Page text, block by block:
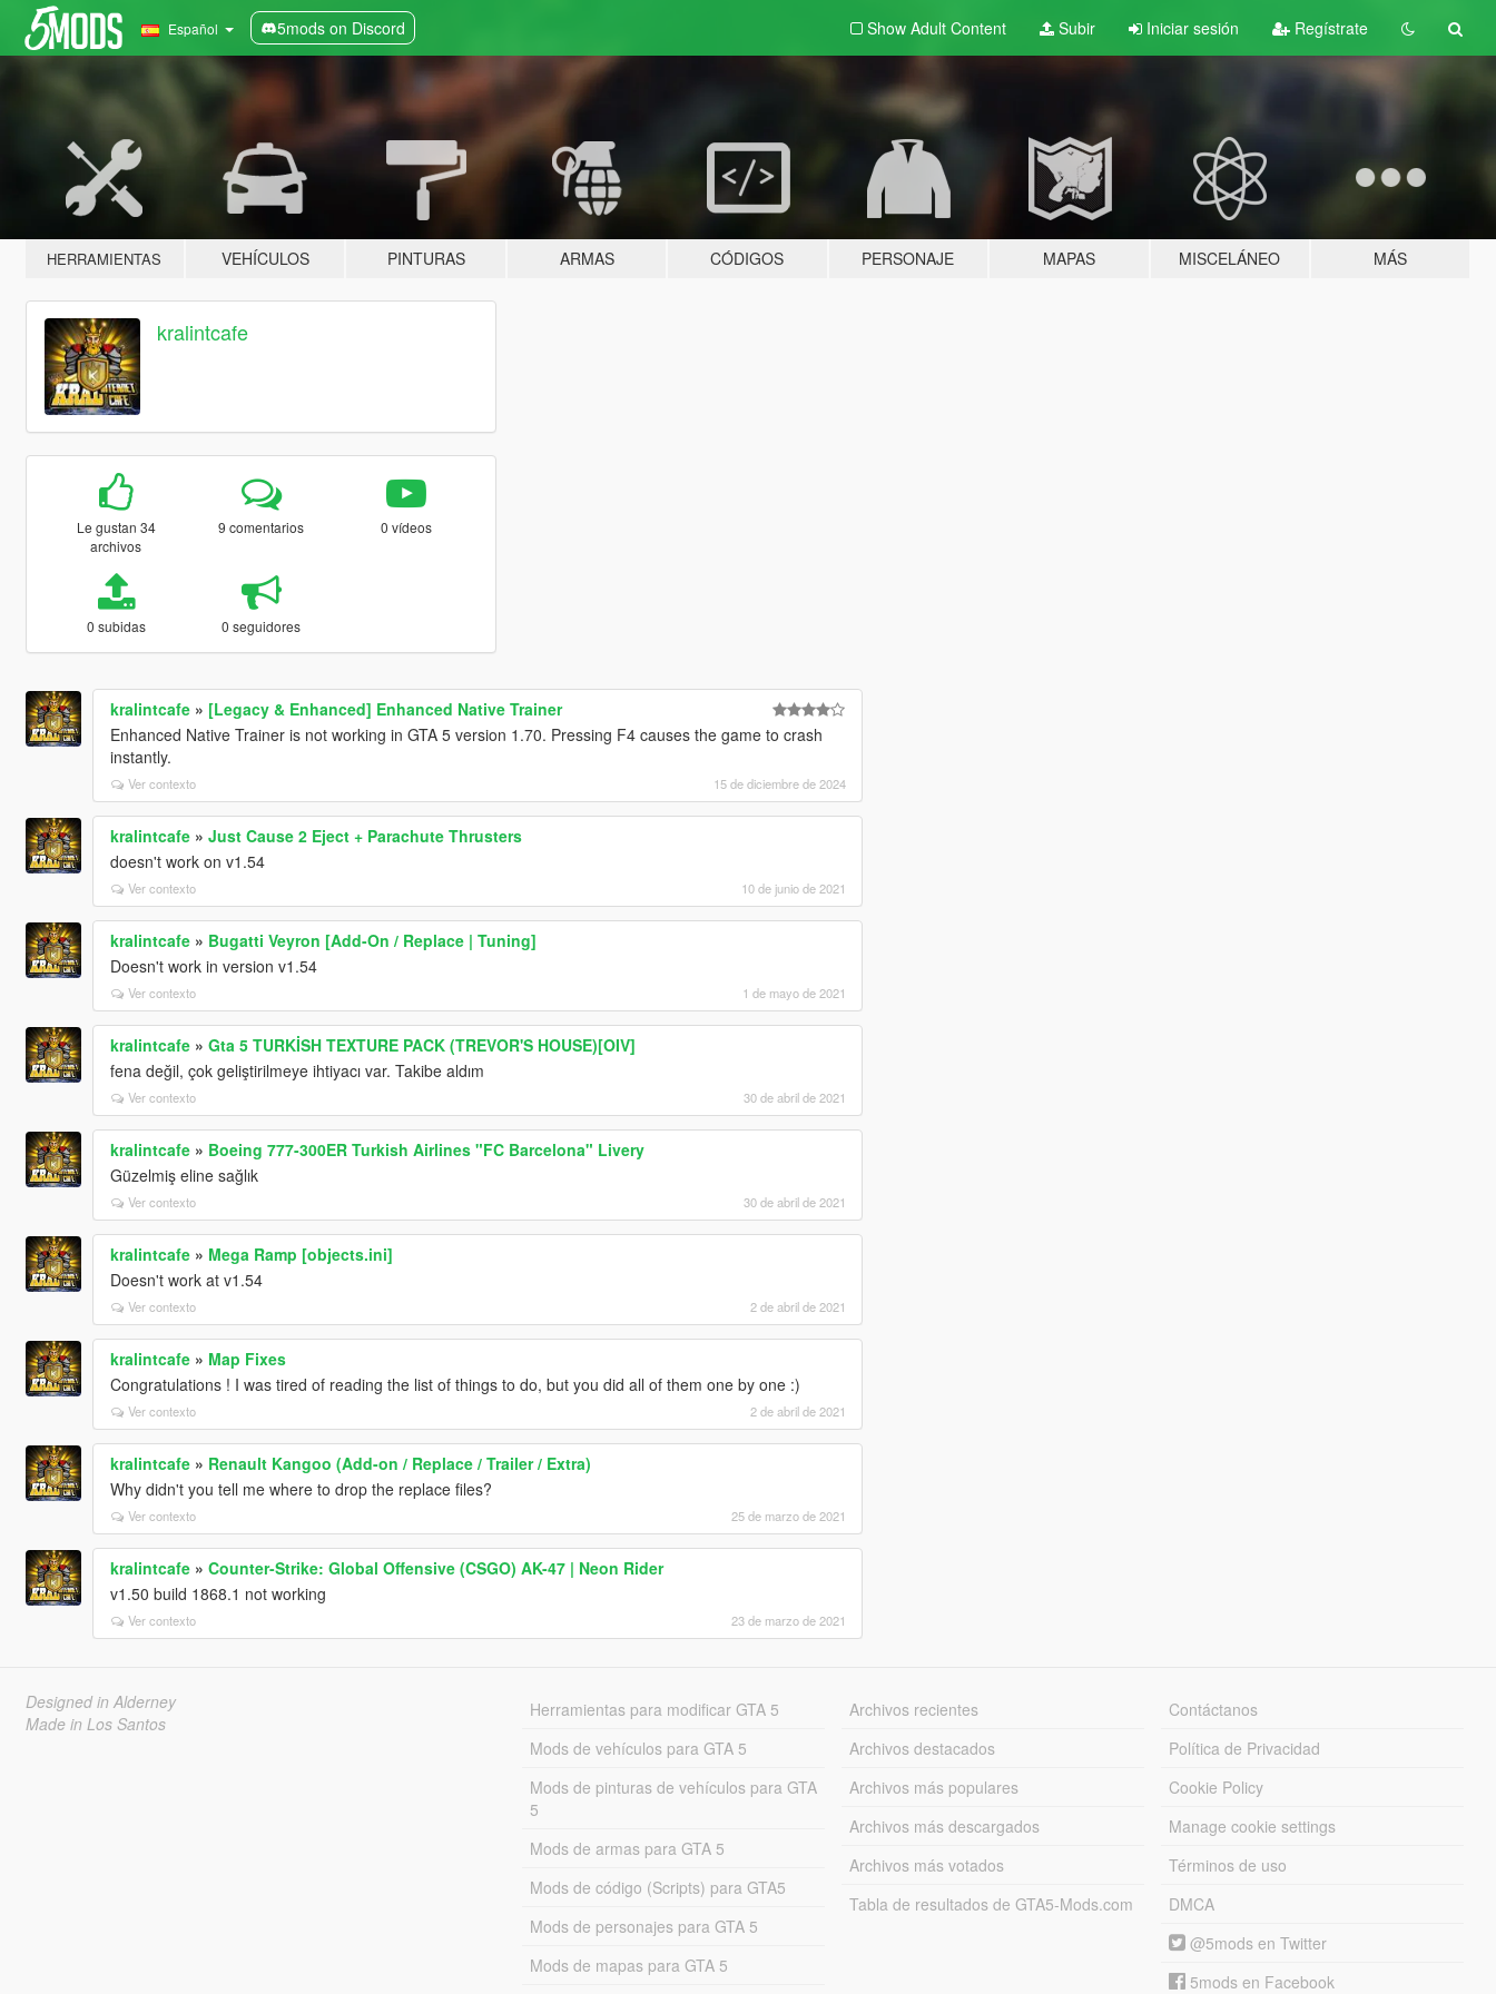
Español 5mods on Discord Show Adult Content Subir Iniciar sesión Regístrate
HERRAMIENTAS VEHÍCULOS PINTURAS ARMAS CÓDIGOS PERSONAJE MAPAS MISCELÁNEO MÁS
kralintcafe
Le gustan 34
archivos
9 comentarios 0 vídeos
0 subidas 0 seguidores
kralintcafe» [Legacy & Enhanced] Enhanced Native Trainer
Enhanced Native Trainer is not working in GTA 5 version 1.70. Pressing F4 causes the game to crash
instantly.
Ver contexto 15 de diciembre de 2024
kralintcafe» Just Cause 2 Eject + Parachute Thrusters
doesn't work on v1.54
Ver contexto 10 de junio de 2021
kralintcafe» Bugatti Veyron [Add-On / Replace | Tuning]
Doesn't work in version v1.54
Ver contexto 1 de mayo de 2021
kralintcafe» Gta 5 TURKİSH TEXTURE PACK (TREVOR'S HOUSE)[OIV]
fena değil, çok geliştirilmeye ihtiyacı var. Takibe aldım
Ver contexto 30 de abril de 2021
kralintcafe» Boeing 777-300ER Turkish Airlines "FC Barcelona" Livery
Güzelmiş eline sağlık
Ver contexto 30 de abril de 2021
kralintcafe» Mega Ramp [objects.ini]
Doesn't work at v1.54
Ver contexto 2 de abril de 2021
kralintcafe» Map Fixes
Congratulations ! I was tired of reading the list of things to do, but you did all of them one by one :)
Ver contexto 2 de abril de 2021
kralintcafe» Renault Kangoo (Add-on / Replace / Trailer / Extra)
Why didn't you tell me where to drop the replace files?
Ver contexto 25 de marzo de 2021
kralintcafe» Counter-Strike: Global Offensive (CSGO) AK-47 | Neon Rider
v1.50 build 1868.1 not working
Ver contexto 23 de marzo de 2021
Designed in Alderney
Made in Los Santos
Herramientas para modificar GTA 5
Mods de vehículos para GTA 5
Mods de pinturas de vehículos para GTA
5
Mods de armas para GTA 5
Mods de código (Scripts) para GTA5
Mods de personajes para GTA 5
Mods de mapas para GTA 5
Archivos recientes
Archivos destacados
Archivos más populares
Archivos más descargados
Archivos más votados
Tabla de resultados de GTA5-Mods.com
Contáctanos
Política de Privacidad
Cookie Policy
Manage cookie settings
Términos de uso
DMCA
@5mods en Twitter
5mods en Facebook